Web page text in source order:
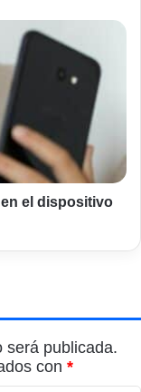
el dispositivo
será publicada.
con *